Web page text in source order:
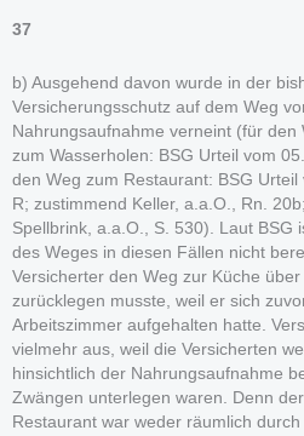
37
b) Ausgehend davon wurde in der
Versicherungsschutz auf dem Weg
Nahrungsaufnahme verneint (für den
zum Wasserholen: BSG Urteil vom
den Weg zum Restaurant: BSG
R; zustimmend Keller, a.a.O., Rn.
Spellbrink, a.a.O., S. 530). Laut BSG
des Weges in diesen Fällen nicht
Versicherter den Weg zur Küche
zurücklegen musste, weil er sich
Arbeitszimmer aufgehalten hatte.
vielmehr aus, weil die Versicherten
hinsichtlich der Nahrungsaufnahme
Zwängen unterlegen waren. Denn
Restaurant war weder räumlich